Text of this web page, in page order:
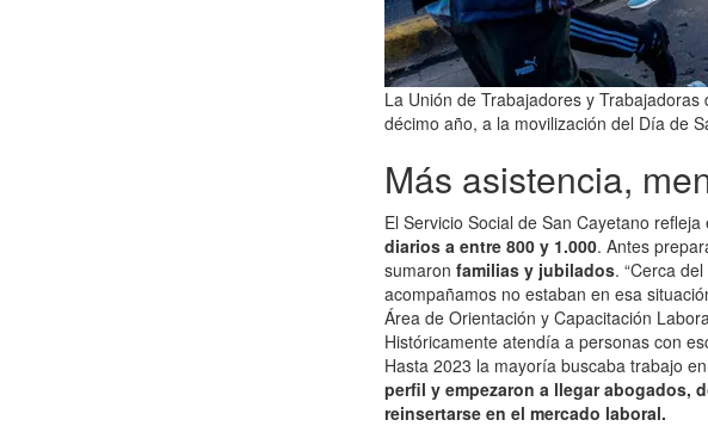
La Unión de Trabajadores y
décimo año, a la movilización del Día de
Más asistencia,
El Servicio Social de San Cayetano
diarios a entre 800 y 1.000. Antes
sumaron familias y jubilados. “Cerca del
acompañamos no estaban en esa
Área de Orientación y Capacitación
Históricamente atendía a personas con
Hasta 2023 la mayoría buscaba trabajo
perfil y empezaron a llegar abogados,
reinsertarse en el mercado laboral.